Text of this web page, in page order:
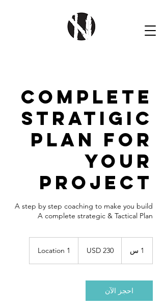
Complete
Stratigic
Plan for
your
project
A step by step coaching to make you build
A complete strategic & Tactical Plan
1 س
dollars
USD 230
Location 1
احجز الآن